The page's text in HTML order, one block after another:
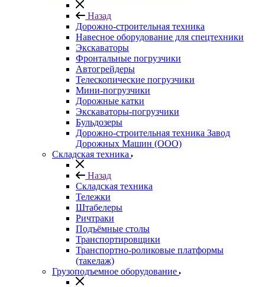
Назад
Дорожно-строительная техника
Навесное оборудование для спецтехники
Экскаваторы
Фронтальные погрузчики
Автогрейдеры
Телескопические погрузчики
Мини-погрузчики
Дорожные катки
Экскаваторы-погрузчики
Бульдозеры
Дорожно-строительная техника Завод
Дорожных Машин (ООО)
Складская техника
Назад
Складская техника
Тележки
Штабелеры
Ричтраки
Подъёмные столы
Транспортировщики
Транспортно-роликовые платформы
(такелаж)
Грузоподъемное оборудование